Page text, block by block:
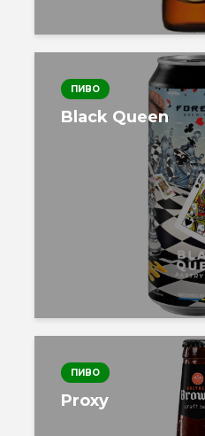
ПИВО
Black Queen
ПИВО
Proxy